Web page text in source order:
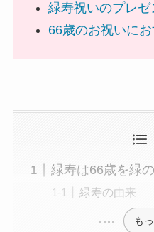
越前和紙
西陣織物
グレース･ベア
プレミアムギ
緑寿祝いのプレ
66歳のお祝いに
緑寿は66歳を緑
緑寿の由来
も